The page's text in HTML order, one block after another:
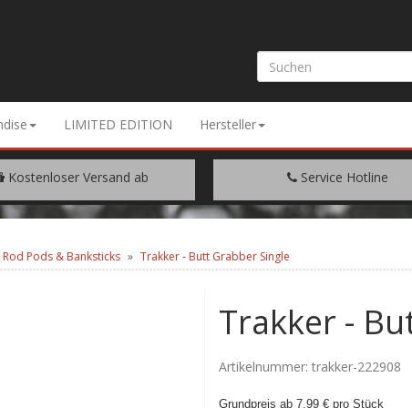
LIMITED EDITION Hersteller
Kostenloser Versand ab
WARENWERT VON € 200.- Service Hotline
+49 (0) 9429/948344
Pods & Banksticks Trakker - Butt Grabber Single
Trakker -
Artikelnummer: trakker-222908
Grundpreis ab 7,99 € pro Stück